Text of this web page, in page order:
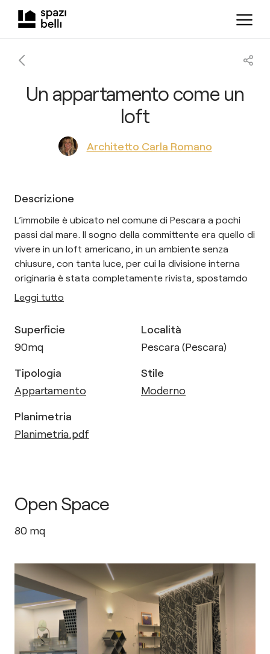
Un appartamento come un
loft
Architetto Carla Romano
Descrizione
L’immobile è ubicato nel comune di Pescara a pochi
passi dal mare. Il sogno della committente era quello di
vivere in un loft americano, in un ambiente senza
chiusure, con tanta luce, per cui la divisione interna
originaria è stata completamente rivista, spostamdo
Leggi tutto
Superficie
90mq
Località
Pescara (Pescara)
Tipologia
Appartamento
Stile
Moderno
Planimetria
Planimetria.pdf
Open Space
80 mq